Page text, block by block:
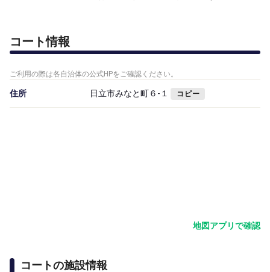
コート情報
ご利用の際は各自治体の公式HPをご確認ください。
住所 日立市みなと町６-１ コピー
地図アプリで確認
コートの施設情報